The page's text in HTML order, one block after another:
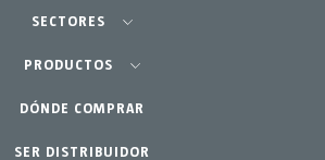
SECTORES
Agricultura-Huerta
Huerto urbano-GreenCity
Jardinería profesional
PRODUCTOS
Pulverizadores
Accesorios
DÓNDE COMPRAR
SER DISTRIBUIDOR